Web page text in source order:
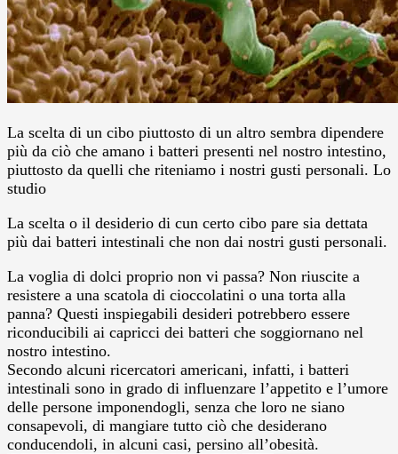
La scelta di un cibo piuttosto di un altro sembra dipendere
più da ciò che amano i batteri presenti nel nostro intestino,
piuttosto da quelli che riteniamo i nostri gusti personali. Lo
studio
La scelta o il desiderio di cun certo cibo pare sia dettata
più dai batteri intestinali che non dai nostri gusti personali.
La voglia di dolci proprio non vi passa? Non riuscite a
resistere a una scatola di cioccolatini o una torta alla
panna? Questi inspiegabili desideri potrebbero essere
riconducibili ai capricci dei batteri che soggiornano nel
nostro intestino.
Secondo alcuni ricercatori americani, infatti, i batteri
intestinali sono in grado di influenzare l’appetito e l’umore
delle persone imponendogli, senza che loro ne siano
consapevoli, di mangiare tutto ciò che desiderano
conducendoli, in alcuni casi, persino all’obesità.